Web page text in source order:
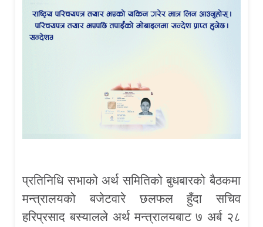
प्रतिनिधि सभाको अर्थ समितिको बुधबारको बैठकमा
मन्त्रालयको बजेटवारे छलफल हुँदा सचिव
हरिप्रसाद बस्यालले अर्थ मन्त्रालयबाट ७ अर्ब २८